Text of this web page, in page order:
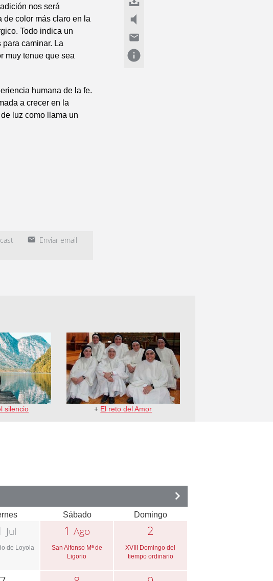
nos será
de color más claro en la
Todo indica un
caminar. La
muy tenue que sea
humana de la fe.
a crecer en la
luz como llama un
Enviar email
silencio + El reto del Amor
Sábado Domingo
Jul
de Loyola
1 Ago
San Alfonso Mª de
Ligorio
2
XVIII Domingo del
tiempo ordinario